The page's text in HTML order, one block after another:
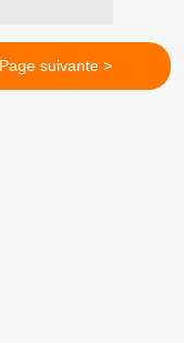
Page suivante >